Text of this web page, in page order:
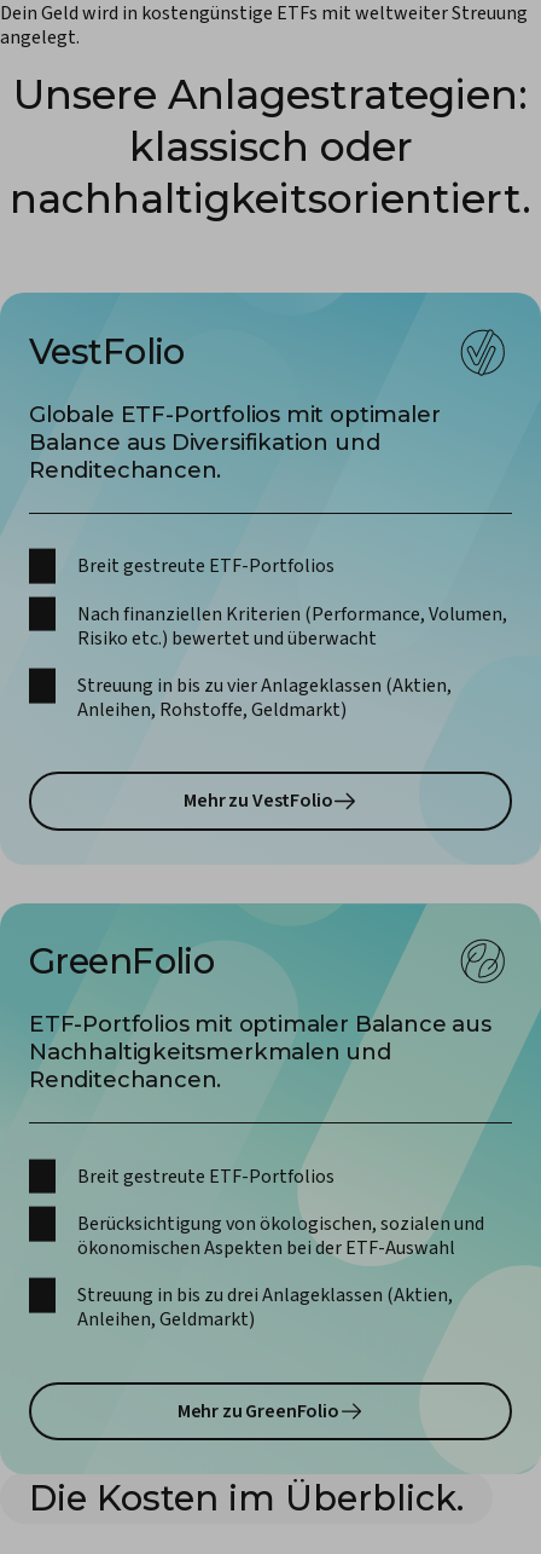
Dein Geld wird in kostengünstige ETFs mit weltweiter Streuung
angelegt.
Unsere Anlage­strategien:
klassisch oder
nachhaltigkeits­orientiert.
VestFolio
Globale ETF-Portfolios mit optimaler
Balance aus Diversifikation und
Renditechancen.
Breit gestreute ETF-Portfolios
Nach finanziellen Kriterien (Performance, Volumen,
Risiko etc.) bewertet und überwacht
Streuung in bis zu vier Anlageklassen (Aktien,
Anleihen, Rohstoffe, Geldmarkt)
Mehr zu VestFolio
GreenFolio
ETF-Portfolios mit optimaler Balance aus
Nachhaltigkeits­merkmalen und
Renditechancen.
Breit gestreute ETF-Portfolios
Berücksichtigung von ökologischen, sozialen und
ökonomischen Aspekten bei der ETF-Auswahl
Streuung in bis zu drei Anlageklassen (Aktien,
Anleihen, Geldmarkt)
Mehr zu GreenFolio
Die Kosten im Überblick.